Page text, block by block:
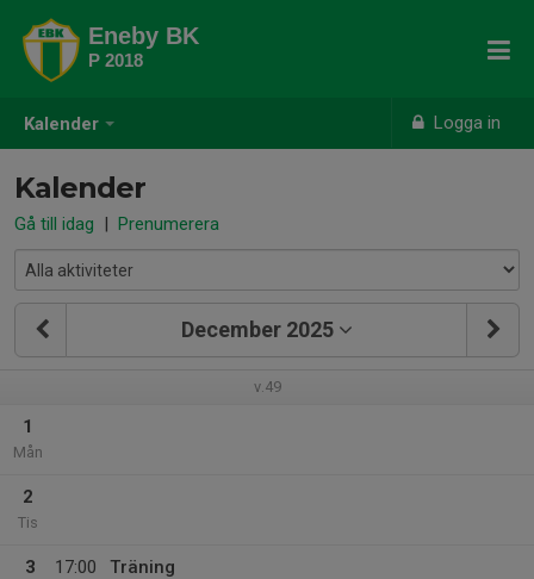
Kalender Logga in
Eneby BK
P 2018
Kalender
Gå till idag | Prenumerera
December 2025
v.49
1
Mån
2
Tis
3
17:00
Träning